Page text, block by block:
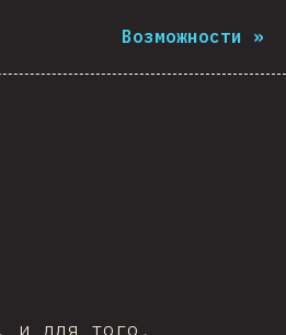
Возможности »
и для того,